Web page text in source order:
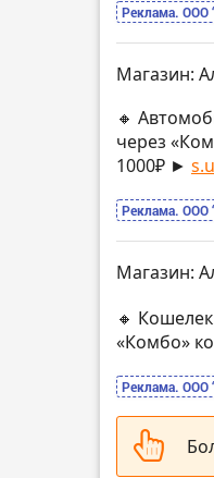
Реклама. ООО
Магазин:
🔸
через
1000₽ ►
Реклама. ООО
Магазин:
🔸
«Комбо»
Реклама. ООО